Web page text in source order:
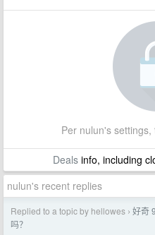
Per nulun's
Dealsinfo, including
nulun's recent replies
Replied to a topic by hellowes › 好奇
吗？